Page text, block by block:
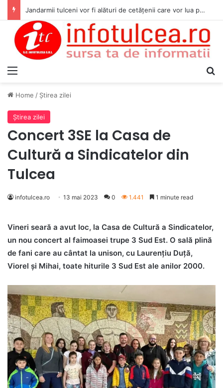
Jandarmii tulceni vor fi alături de cetățenii care vor lua parte la Festivalul Folk Țestos
Home / Ştirea zilei
Ştirea zilei
Concert 3SE la Casa de
Cultură a Sindicatelor din
Tulcea
infotulcea.ro 13 mai 2023 0 1.441 1 minute read
Vineri seară a avut loc, la Casa de Cultură a Sindicatelor,
un nou concert al faimoasei trupe 3 Sud Est. O sală plină
de fani care au cântat la unison, cu Laurențiu Duță,
Viorel și Mihai, toate hiturile 3 Sud Est ale anilor 2000.